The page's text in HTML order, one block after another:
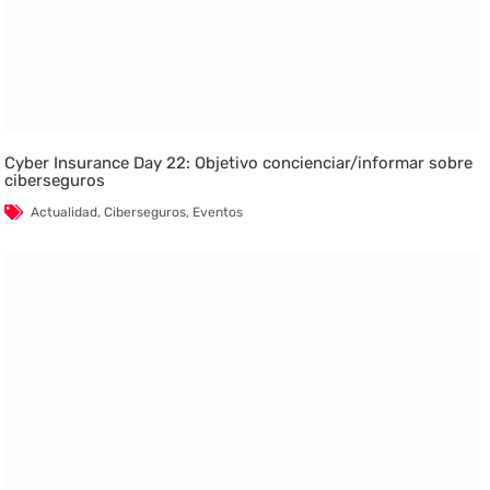
Cyber Insurance Day 22: Objetivo concienciar/informar sobre
ciberseguros
Actualidad,Ciberseguros, Eventos